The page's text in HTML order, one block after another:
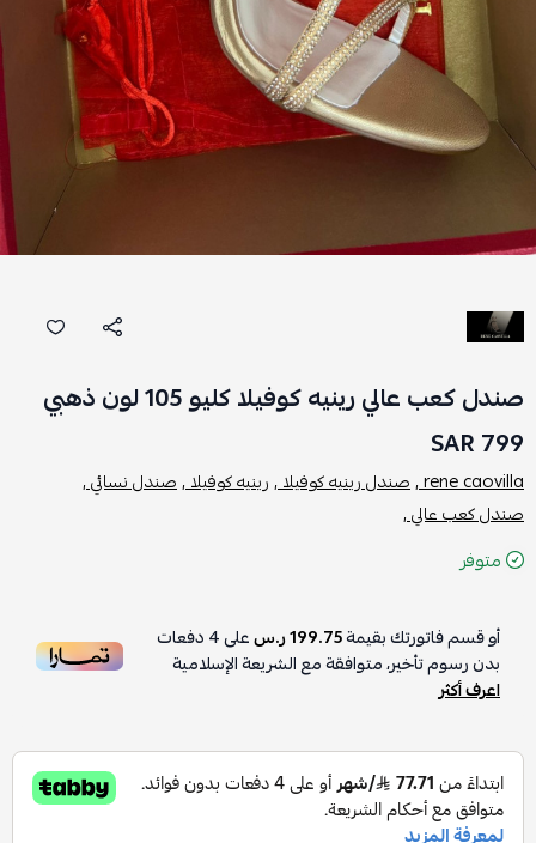
صندل كعب عالي رينيه كوفيلا كليو 105 لون ذهبي
799 SAR
rene caovilla , صندل رينيه كوفيلا ,رينيه كوفيلا ,صندل نسائي ,
صندل كعب عالي ,
متوفر
أو قسم فاتورتك بقيمة199.75 ر.س على4دفعات
بدون رسوم تأخير، متوافقة مع الشريعة الإسلامية
اعرف أكثر